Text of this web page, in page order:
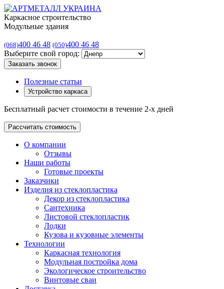
Каркасное строительство
Модульные здания
(068)400 46 48 (050)400 46 48
Выберите свой город:
Заказать звонок
Полезные статьи
Устройство каркаса
Бесплатный расчет стоимости в течение 2-х дней
Рассчитать стоимость
О компании
Отзывы
Наши работы
Готовые проекты
Заказчики
Изделия из стеклопластика
Декор из стеклопластика
Сантехника
Листовой стеклопластик
Лодки
Кузова и кузовные элементы
Технологии
Каркасная технология
Модульная постройка дома
Экологическое строительство
Винтовые сваи